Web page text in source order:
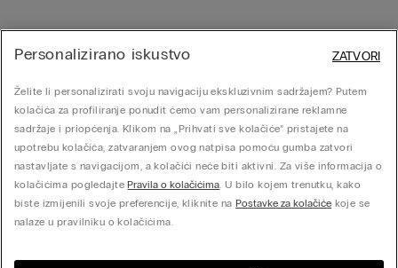
Personalizirano iskustvo
Želite li personalizirati svoju navigaciju ekskluzivnim sadržajem? Putem
kolačića za profiliranje ponudit ćemo vam personalizirane reklamne
sadržaje i priopćenja. Klikom na „Prihvati sve kolačiće” pristajete na
upotrebu kolačića, zatvaranjem ovog natpisa pomoću gumba zatvori
nastavljate s navigacijom, a kolačići neće biti aktivni. Za više informacija o
kolačićima pogledajtePravila o kolačićima. U bilo kojem trenutku, kako
biste izmijenili svoje preferencije, kliknite naPostavke za kolačiće koje se
nalaze u pravilniku o kolačićima.
ZATVORI